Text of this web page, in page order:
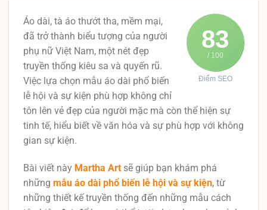
83
/ 100
Điểm SEO
Áo dài, tà áo thướt tha, mềm mại,
đã trở thành biểu tượng của người
phụ nữ Việt Nam, một nét đẹp
truyền thống kiêu sa và quyến rũ.
Việc lựa chọn mẫu áo dài phổ biến
lễ hội và sự kiện phù hợp không chỉ
tôn lên vẻ đẹp của người mặc mà còn thể hiện sự
tinh tế, hiểu biết về văn hóa và sự phù hợp với không
gian sự kiện.
Bài viết này Martha Art sẽ giúp bạn khám phá
những mẫu áo dài phổ biến lễ hội và sự kiện, từ
những thiết kế truyền thống đến những mẫu cách